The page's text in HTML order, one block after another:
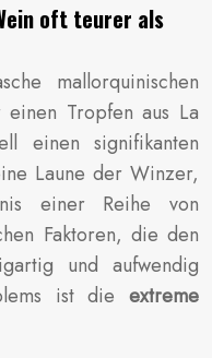
oft teurer als
mallorquinischen
Tropfen aus La
einen signifikanten
Laune der Winzer,
einer Reihe von
Faktoren, die den
und aufwendig
ist die extreme